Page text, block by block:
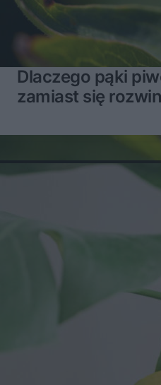
Dlaczego pąki
zamiast się